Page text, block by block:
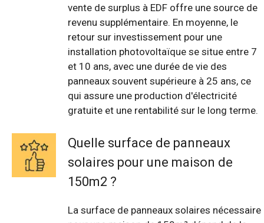
vente de surplus à EDF offre une source de
revenu supplémentaire. En moyenne, le
retour sur investissement pour une
installation photovoltaïque se situe entre 7
et 10 ans, avec une durée de vie des
panneaux souvent supérieure à 25 ans, ce
qui assure une production d'électricité
gratuite et une rentabilité sur le long terme.
Quelle surface de panneaux
solaires pour une maison de
150m2 ?
La surface de panneaux solaires nécessaire